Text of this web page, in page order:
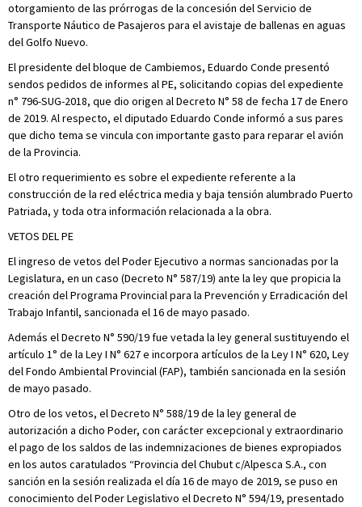
otorgamiento de las prórrogas de la concesión del Servicio de
Transporte Náutico de Pasajeros para el avistaje de ballenas en aguas
del Golfo Nuevo.
El presidente del bloque de Cambiemos, Eduardo Conde presentó
sendos pedidos de informes al PE, solicitando copias del expediente
n° 796-SUG-2018, que dio origen al Decreto N° 58 de fecha 17 de Enero
de 2019. Al respecto, el diputado Eduardo Conde informó a sus pares
que dicho tema se vincula con importante gasto para reparar el avión
de la Provincia.
El otro requerimiento es sobre el expediente referente a la
construcción de la red eléctrica media y baja tensión alumbrado Puerto
Patriada, y toda otra información relacionada a la obra.
VETOS DEL PE
El ingreso de vetos del Poder Ejecutivo a normas sancionadas por la
Legislatura, en un caso (Decreto N° 587/19) ante la ley que propicia la
creación del Programa Provincial para la Prevención y Erradicación del
Trabajo Infantil, sancionada el 16 de mayo pasado.
Además el Decreto N° 590/19 fue vetada la ley general sustituyendo el
artículo 1° de la Ley I N° 627 e incorpora artículos de la Ley I N° 620, Ley
del Fondo Ambiental Provincial (FAP), también sancionada en la sesión
de mayo pasado.
Otro de los vetos, el Decreto N° 588/19 de la ley general de
autorización a dicho Poder, con carácter excepcional y extraordinario
el pago de los saldos de las indemnizaciones de bienes expropiados
en los autos caratulados “Provincia del Chubut c/Alpesca S.A., con
sanción en la sesión realizada el día 16 de mayo de 2019, se puso en
conocimiento del Poder Legislativo el Decreto N° 594/19, presentado